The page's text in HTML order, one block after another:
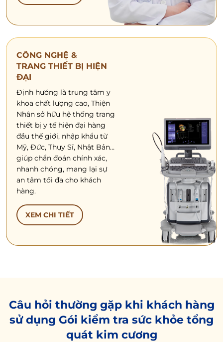
CÔNG NGHỆ &
TRANG THIẾT BỊ HIỆN
ĐẠI
Định hướng là trung tâm y
khoa chất lượng cao, Thiện
Nhân sở hữu hệ thống trang
thiết bị y tế hiện đại hàng
đầu thế giới, nhập khẩu từ
Mỹ, Đức, Thụy Sĩ, Nhật Bản…
giúp chẩn đoán chính xác,
nhanh chóng, mang lại sự
an tâm tối đa cho khách
hàng.
XEM CHI TIẾT
Câu hỏi thường gặp khi khách hàng
sử dụng Gói kiểm tra sức khỏe tổng
quát kim cương